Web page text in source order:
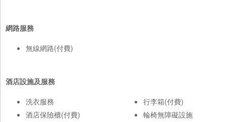
網路服務
無線網路(付費)
酒店設施及服務
洗衣服務
酒店保險櫃(付費)
行李箱(付費)
輪椅無障礙設施